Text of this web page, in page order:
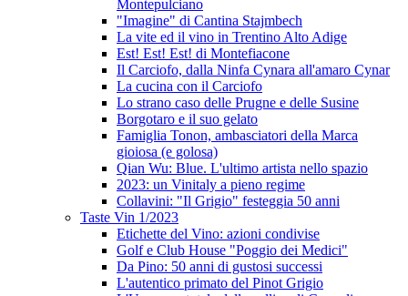
Montepulciano
"Imagine" di Cantina Stajmbech
La vite ed il vino in Trentino Alto Adige
Est! Est! Est! di Montefiacone
Il Carciofo, dalla Ninfa Cynara all'amaro Cynar
La cucina con il Carciofo
Lo strano caso delle Prugne e delle Susine
Borgotaro e il suo gelato
Famiglia Tonon, ambasciatori della Marca
gioiosa (e golosa)
Qian Wu: Blue. L'ultimo artista nello spazio
2023: un Vinitaly a pieno regime
Collavini: "Il Grigio" festeggia 50 anni
Taste Vin 1/2023
Etichette del Vino: azioni condivise
Golf e Club House "Poggio dei Medici"
Da Pino: 50 anni di gustosi successi
L'autentico primato del Pinot Grigio